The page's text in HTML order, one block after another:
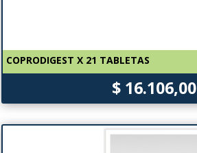
COPRODIGEST X 21 TABLETAS
$ 16.106,00